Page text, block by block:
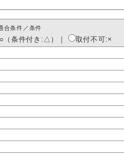
合条件／条件
（条件付き:△） 取付不可:×